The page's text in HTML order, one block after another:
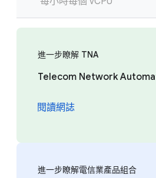
進一步瞭解 TNA
Telecom Network
閱讀網誌
進一步瞭解電信業產品組合